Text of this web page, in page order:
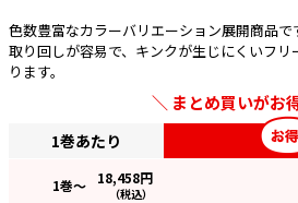
色数豊富なカラーバリエーション展開商品で
取り回しが容易で、キンクが生じにくいフ
ります。
まとめ買いがお
1巻あたり
1巻～ 18,458円
（税込）